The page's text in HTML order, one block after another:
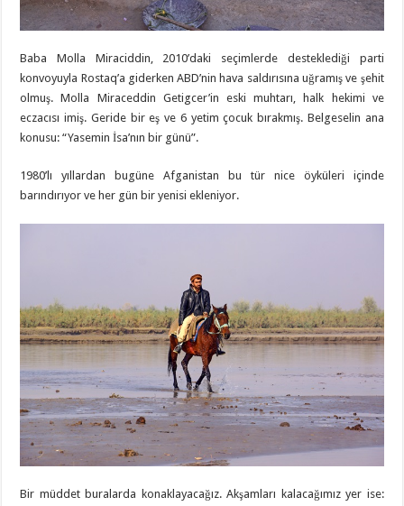
Baba Molla Miraciddin, 2010’daki seçimlerde desteklediği parti
konvoyuyla Rostaq’a giderken ABD’nin hava saldırısına uğramış ve şehit
olmuş. Molla Miraceddin Getigcer’in eski muhtarı, halk hekimi ve
eczacısı imiş. Geride bir eş ve 6 yetim çocuk bırakmış. Belgeselin ana
konusu: “Yasemin İsa’nın bir günü”.
1980’lı yıllardan bugüne Afganistan bu tür nice öyküleri içinde
barındırıyor ve her gün bir yenisi ekleniyor.
Bir müddet buralarda konaklayacağız. Akşamları kalacağımız yer ise: